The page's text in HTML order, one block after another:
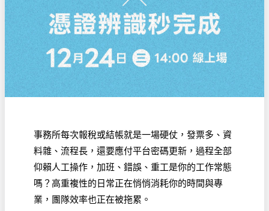
事務所每次報稅或結帳就是一場硬仗，發票多、資
料雜、流程長，還要應付平台密碼更新，過程全部
仰賴人工操作，加班、錯誤、重工是你的工作常態
嗎？高重複性的日常正在悄悄消耗你的時間與專
業，團隊效率也正在被拖累。